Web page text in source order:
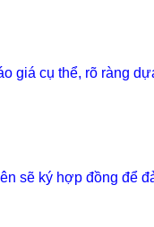
giá cụ thể, rõ ràng
sẽ ký hợp đồng để